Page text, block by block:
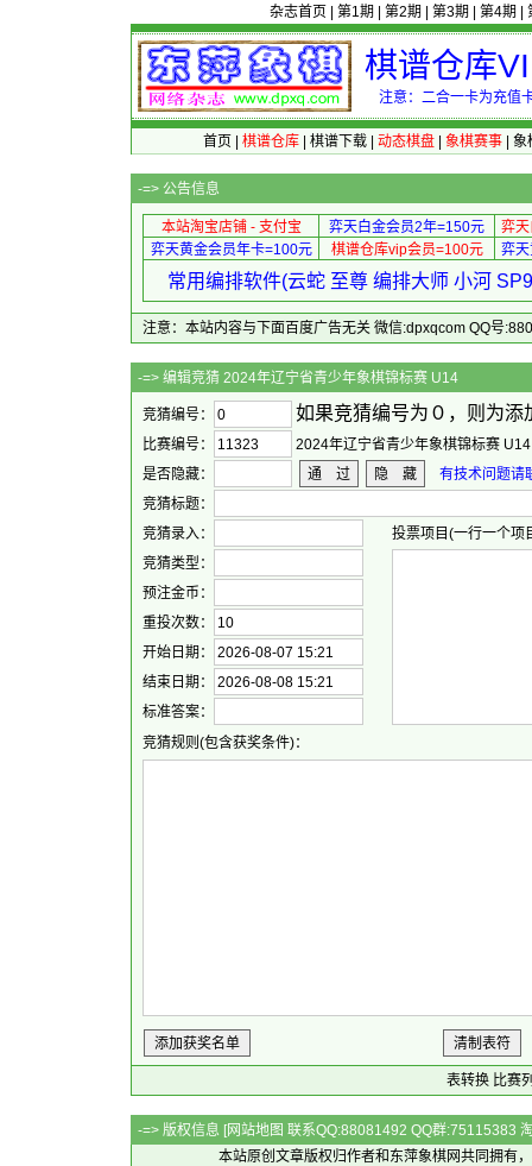
杂志首页 第1期 第2期 第3期 第4期
棋谱仓库
注意：二合一卡为充值
首页 棋谱仓库| 棋谱下载| 动态棋盘| 象棋赛事| 象
-=> 公告信息
本站淘宝店铺 - 支付宝 弈天白金会员2年=150元
弈
弈天黄金会员年卡=100元
棋谱仓库vip会员=100元 弈
常用编排软件(云蛇 至尊 编排大师 小河
注意：本站内容与下面百度广告无关 微信:dpxqcom QQ号
-=> 编辑竞猜 2024年辽宁省
竞猜编号： 如果竞猜编号为０，则为
比赛编号：
2024年辽宁省青少年象棋锦标赛 U14
是否隐藏：
通 过 隐 藏
有技术问题请
竞猜标题：
竞猜录入：
投票项目(一行一个项
竞猜类型：
预注金币：
重投次数：
开始日期：
结束日期：
标准答案：
竞猜规则(包含获奖条件)：
添加获奖名单 清制表符
表转换 比赛
-=> 版权信息 [网站地图 联系QQ:88081492 QQ群:75115383
本站原创文章版权归作者和 东萍象棋网共同拥有